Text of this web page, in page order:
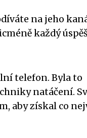
na jeho
každý
telefon. Byla to
natáčení.
aby získal co